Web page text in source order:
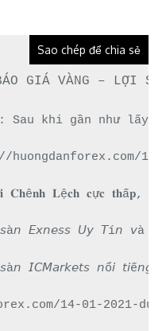
Sao chép để chia sẻ
GIÁ VÀNG – LỢI
Sau khi gần như
huongdanforex.com/
𝐂𝐡ê𝐧𝐡 𝐋ệ𝐜𝐡 𝐜ự𝐜 𝐭𝐡ấ𝐩,
𝘴à𝘯 𝘌𝘹𝘯𝘦𝘴𝘴 𝘜𝘺 𝘛í𝘯 𝘷à
𝘴à𝘯 𝘐𝘊𝘔𝘢𝘳𝘬𝘦𝘵𝘴 𝘯ổ𝘪
14-01-2021-